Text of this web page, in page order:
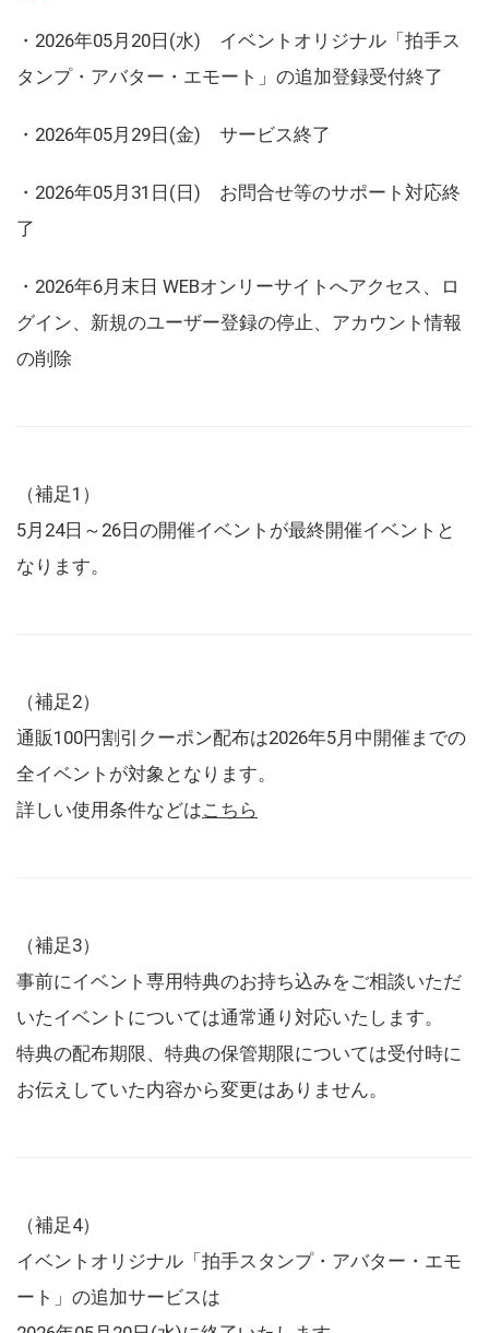
・2026年05月20日(水) イベントオリジナル「拍手ス
タンプ・アバター・エモート」の追加登録受付終了
・2026年05月29日(金) サービス終了
・2026年05月31日(日) お問合せ等のサポート対応終
了
・2026年6月末日 WEBオンリーサイトへアクセス、ロ
グイン、新規のユーザー登録の停止、アカウント情報
の削除
（補足1）
5月24日～26日の開催イベントが最終開催イベントと
なります。
（補足2）
通販100円割引クーポン配布は2026年5月中開催までの
全イベントが対象となります。
詳しい使用条件などはこちら
（補足3）
事前にイベント専用特典のお持ち込みをご相談いただ
いたイベントについては通常通り対応いたします。
特典の配布期限、特典の保管期限については受付時に
お伝えしていた内容から変更はありません。
（補足4）
イベントオリジナル「拍手スタンプ・アバター・エモ
ート」の追加サービスは